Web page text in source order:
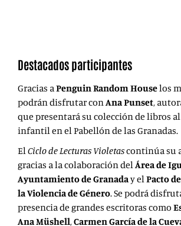
Destacados participantes
Gracias aPenguin Random Houselos
podrán disfrutar conAna Punset,
que presentará su colección de libros
infantil en el Pabellón de las Granadas.
ElCiclo de Lecturas Violetascontinúa su
gracias a la colaboración delÁrea de
Ayuntamiento de Granaday elPacto
la Violencia de Género. Se podrá
presencia de grandes escritoras como
Ana Müshell,Carmen García de la